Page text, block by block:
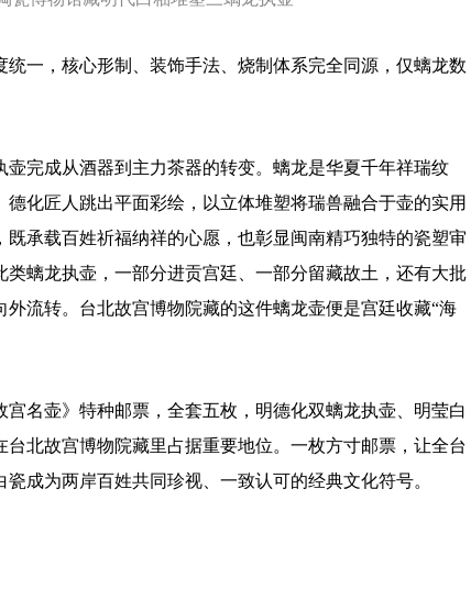
一，核心形制、装饰手法、烧制体系完全同源，仅螭龙数
完成从酒器到主力茶器的转变。螭龙是华夏千年祥瑞纹
化匠人跳出平面彩绘，以立体堆塑将瑞兽融合于壶的实用
承载百姓祈福纳祥的心愿，也彰显闽南精巧独特的瓷塑审
类螭龙执壶，一部分进贡宫廷、一部分留藏故土，还有大批
外流转。台北故宫博物院藏的这件螭龙壶便是宫廷收藏“海
名壶》特种邮票，全套五枚，明德化双螭龙执壶、明莹白
北故宫博物院藏里占据重要地位。一枚方寸邮票，让全台
瓷成为两岸百姓共同珍视、一致认可的经典文化符号。